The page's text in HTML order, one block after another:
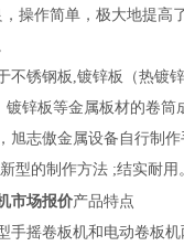
操作简单，极大地提高
不锈钢板,镀锌板（热镀
锌板等金属板材的卷筒
旭志傲金属设备自行制
型的制作方法 ;结实耐用
市场报价产品特点
手摇卷板机和电动卷板机